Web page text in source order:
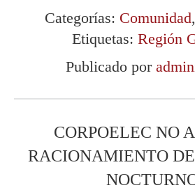
Categorías: Comunidad,
Etiquetas: Región
Publicado por
CORPOELEC NO
RACIONAMIENTO